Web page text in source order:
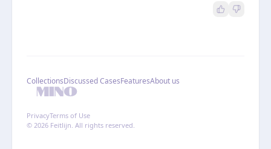
CollectionsDiscussed CasesFeaturesAbout us
PrivacyTerms of Use
© 2026 Feitlijn. All rights reserved.